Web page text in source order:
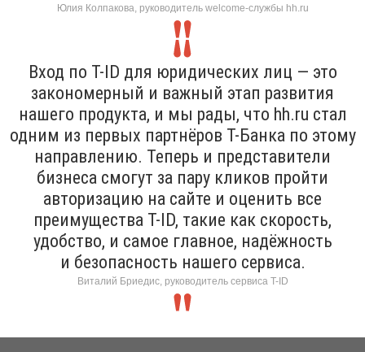
Юлия Колпакова, руководитель welcome-службы hh.ru
Вход по T-ID для юридических лиц — это
закономерный и важный этап развития
нашего продукта, и мы рады, что hh.ru стал
одним из первых партнёров Т-Банка по этому
направлению. Теперь и представители
бизнеса смогут за пару кликов пройти
авторизацию на сайте и оценить все
преимущества T-ID, такие как скорость,
удобство, и самое главное, надёжность
и безопасность нашего сервиса.
Виталий Бриедис, руководитель сервиса T-ID